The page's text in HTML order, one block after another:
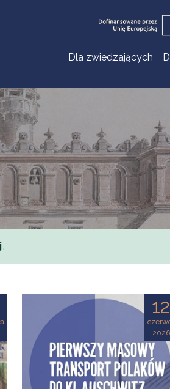
Dla zwiedzających
12
2026